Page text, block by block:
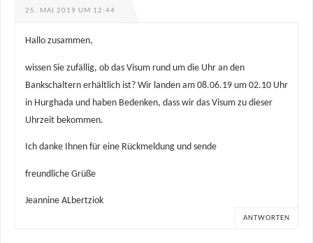
25. MAI 2019 UM 12:44
Hallo zusammen,
wissen Sie zufällig, ob das Visum rund um die Uhr an den
Bankschaltern erhältlich ist? Wir landen am 08.06.19 um 02.10 Uhr
in Hurghada und haben Bedenken, dass wir das Visum zu dieser
Uhrzeit bekommen.
Ich danke Ihnen für eine Rückmeldung und sende
freundliche Grüße
Jeannine ALbertziok
ANTWORTEN